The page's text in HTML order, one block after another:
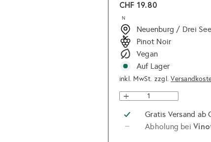
Normaler
Preis
CHF 19.80
N
Neuenburg / Drei
Pinot Noir
Vegan
Auf Lager
inkl. MwSt. zzgl.
Gratis Versand ab
Abholung bei